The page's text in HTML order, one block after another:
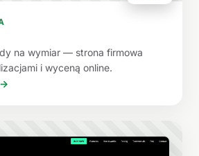
na wymiar — strona firmowa
i wyceną online.